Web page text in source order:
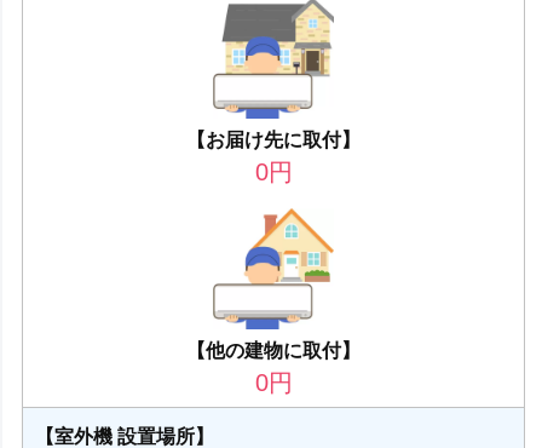
【お届け先に取付】
0円
【他の建物に取付】
0円
【室外機 設置場所】